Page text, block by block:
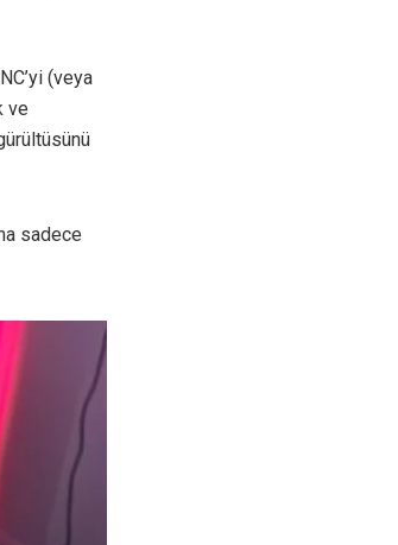
(veya
ve
sadece